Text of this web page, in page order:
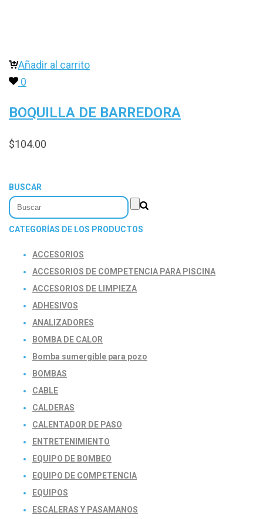
Añadir al carrito
0
BOQUILLA DE BARREDORA
$104.00
BUSCAR
CATEGORÍAS DE LOS PRODUCTOS
ACCESORIOS
ACCESORIOS DE COMPETENCIA PARA PISCINA
ACCESORIOS DE LIMPIEZA
ADHESIVOS
ANALIZADORES
BOMBA DE CALOR
Bomba sumergible para pozo
BOMBAS
CABLE
CALDERAS
CALENTADOR DE PASO
ENTRETENIMIENTO
EQUIPO DE BOMBEO
EQUIPO DE COMPETENCIA
EQUIPOS
ESCALERAS Y PASAMANOS